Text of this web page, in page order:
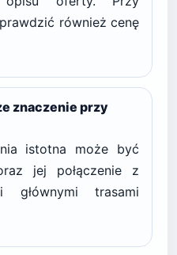
również cenę
znaczenie przy
istotna może być
jej połączenie z
głównymi trasami